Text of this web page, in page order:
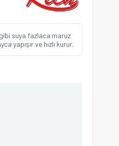
suya fazlaca maruz
yapışır ve hızlı kurur.